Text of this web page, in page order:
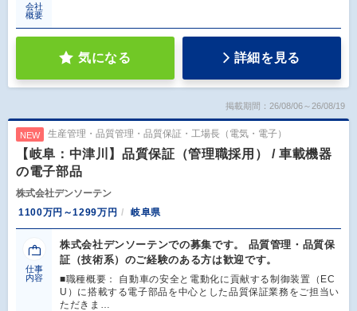
会社
概要
気になる 詳細を見る
掲載期間：26/08/06～26/08/19
NEW 生産管理・品質管理・品質保証・工場長（電気・電子）
【岐阜：中津川】品質保証（管理職採用） / 車載機器
の電子部品
株式会社デンソーテン
1100万円～1299万円
岐阜県
仕事
内容
株式会社デンソーテンでの募集です。 品質管理・品質保
証（技術系）のご経験のある方は歓迎です。
■職種概要： 自動車の安全と電動化に貢献する制御装置（EC
U）に搭載する電子部品を中心とした品質保証業務をご担当い
ただきま…